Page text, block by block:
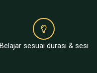
Belajar sesuai durasi & sesi